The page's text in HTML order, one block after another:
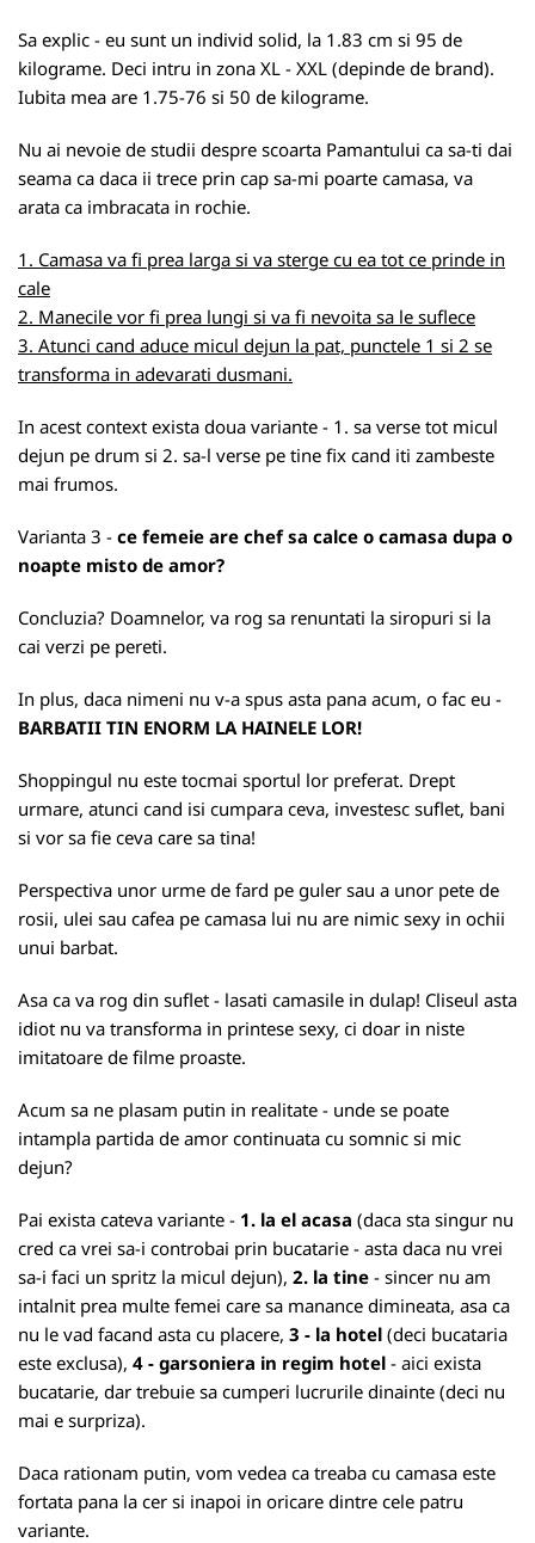
Sa explic - eu sunt un individ solid, la 1.83 cm si 95 de
kilograme. Deci intru in zona XL - XXL (depinde de brand).
Iubita mea are 1.75-76 si 50 de kilograme.
Nu ai nevoie de studii despre scoarta Pamantului ca sa-ti dai
seama ca daca ii trece prin cap sa-mi poarte camasa, va
arata ca imbracata in rochie.
1. Camasa va fi prea larga si va sterge cu ea tot ce prinde in
cale
2. Manecile vor fi prea lungi si va fi nevoita sa le suflece
3. Atunci cand aduce micul dejun la pat, punctele 1 si 2 se
transforma in adevarati dusmani.
In acest context exista doua variante - 1. sa verse tot micul
dejun pe drum si 2. sa-l verse pe tine fix cand iti zambeste
mai frumos.
Varianta 3 - ce femeie are chef sa calce o camasa dupa o
noapte misto de amor?
Concluzia? Doamnelor, va rog sa renuntati la siropuri si la
cai verzi pe pereti.
In plus, daca nimeni nu v-a spus asta pana acum, o fac eu -
BARBATII TIN ENORM LA HAINELE LOR!
Shoppingul nu este tocmai sportul lor preferat. Drept
urmare, atunci cand isi cumpara ceva, investesc suflet, bani
si vor sa fie ceva care sa tina!
Perspectiva unor urme de fard pe guler sau a unor pete de
rosii, ulei sau cafea pe camasa lui nu are nimic sexy in ochii
unui barbat.
Asa ca va rog din suflet - lasati camasile in dulap! Cliseul asta
idiot nu va transforma in printese sexy, ci doar in niste
imitatoare de filme proaste.
Acum sa ne plasam putin in realitate - unde se poate
intampla partida de amor continuata cu somnic si mic
dejun?
Pai exista cateva variante - 1. la el acasa (daca sta singur nu
cred ca vrei sa-i controbai prin bucatarie - asta daca nu vrei
sa-i faci un spritz la micul dejun), 2. la tine - sincer nu am
intalnit prea multe femei care sa manance dimineata, asa ca
nu le vad facand asta cu placere, 3 - la hotel (deci bucataria
este exclusa), 4 - garsoniera in regim hotel - aici exista
bucatarie, dar trebuie sa cumperi lucrurile dinainte (deci nu
mai e surpriza).
Daca rationam putin, vom vedea ca treaba cu camasa este
fortata pana la cer si inapoi in oricare dintre cele patru
variante.